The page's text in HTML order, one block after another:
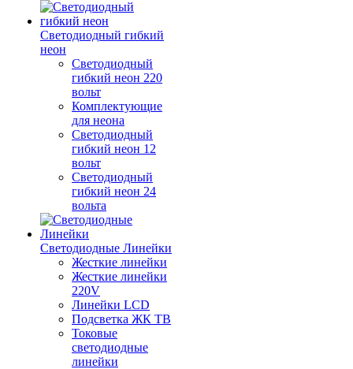
Светодиодный гибкий
неон
Светодиодный
гибкий неон 220
вольт
Комплектующие
для неона
Светодиодный
гибкий неон 12
вольт
Светодиодный
гибкий неон 24
вольта
Светодиодные Линейки
Жесткие линейки
Жесткие линейки
220V
Линейки LCD
Подсветка ЖК ТВ
Токовые
светодиодные
линейки